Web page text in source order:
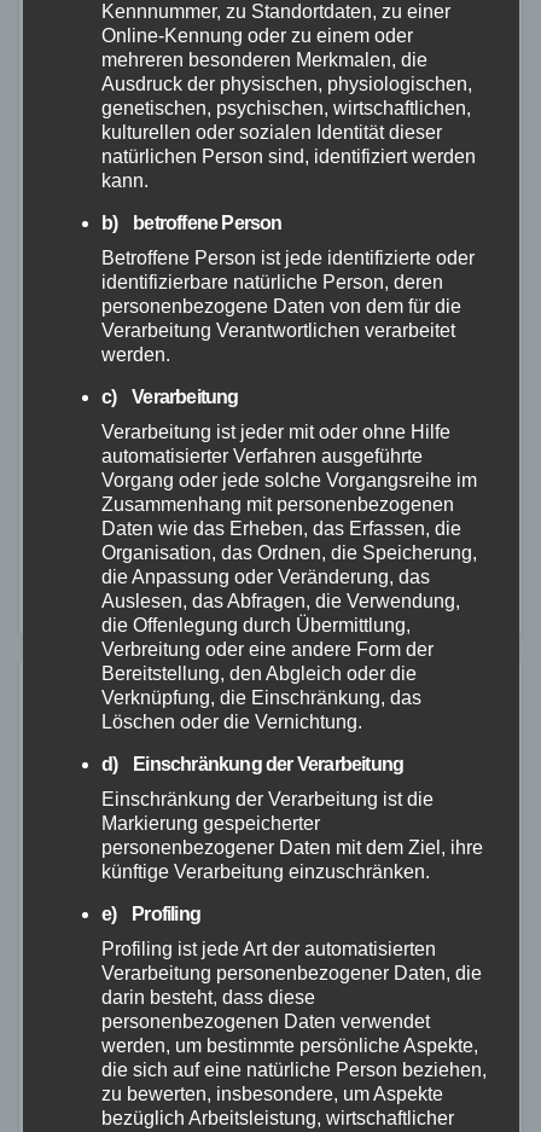
ALTENKIRCHEN POLIZEI WESTERWALD
30. DEZ. 2022
Am 29.12.2022 um 12:00 Uhr kontrollierten Beamte
der Polizei in Montabaur einen 47-jährigen PKW-
Fahrer in der Von Bodelschwingh Straße. Dabei
wurde festgestellt, dass der beschuldigte Fahrer
merklich unter dem Einfluss…
FEUERWEHR POLIZEI RETTUNGSDIENST WESTERWALD
Verkehrsunfall mit Personenschaden in
Kennnummer, zu Standortdaten, zu einer
Online-Kennung oder zu einem oder
mehreren besonderen Merkmalen, die
Ausdruck der physischen, physiologischen,
genetischen, psychischen, wirtschaftlichen,
kulturellen oder sozialen Identität dieser
natürlichen Person sind, identifiziert werden
kann.
b) betroffene Person
Betroffene Person ist jede identifizierte oder
identifizierbare natürliche Person, deren
personenbezogene Daten von dem für die
Verarbeitung Verantwortlichen verarbeitet
werden.
c) Verarbeitung
Verarbeitung ist jeder mit oder ohne Hilfe
automatisierter Verfahren ausgeführte
Vorgang oder jede solche Vorgangsreihe im
Zusammenhang mit personenbezogenen
Daten wie das Erheben, das Erfassen, die
Organisation, das Ordnen, die Speicherung,
die Anpassung oder Veränderung, das
Auslesen, das Abfragen, die Verwendung,
die Offenlegung durch Übermittlung,
Verbreitung oder eine andere Form der
Bereitstellung, den Abgleich oder die
Verknüpfung, die Einschränkung, das
Löschen oder die Vernichtung.
d) Einschränkung der Verarbeitung
Einschränkung der Verarbeitung ist die
Markierung gespeicherter
personenbezogener Daten mit dem Ziel, ihre
künftige Verarbeitung einzuschränken.
e) Profiling
Profiling ist jede Art der automatisierten
Verarbeitung personenbezogener Daten, die
darin besteht, dass diese
personenbezogenen Daten verwendet
werden, um bestimmte persönliche Aspekte,
die sich auf eine natürliche Person beziehen,
zu bewerten, insbesondere, um Aspekte
bezüglich Arbeitsleistung, wirtschaftlicher